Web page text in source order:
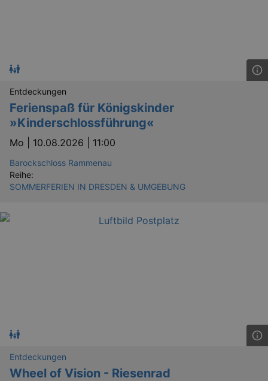
Entdeckungen
Ferienspaß für Königskinder
»Kinderschlossführung«
Mo | 10.08.2026 | 11:00
Barockschloss Rammenau
Reihe:
SOMMERFERIEN IN DRESDEN & UMGEBUNG
Entdeckungen
Wheel of Vision - Riesenrad